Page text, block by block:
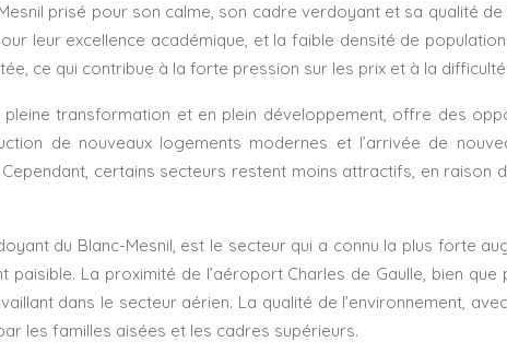
prisé pour son calme, son cadre verdoyant et sa qualité
leur excellence académique, et la faible densité de
ce qui contribue à la forte pression sur les prix et à la
pleine transformation et en plein développement, offre des
de nouveaux logements modernes et l’arrivée de
certains secteurs restent moins attractifs, en
du Blanc-Mesnil, est le secteur qui a connu la plus forte
paisible. La proximité de l’aéroport Charles de Gaulle, bien
dans le secteur aérien. La qualité de l’environnement,
les familles aisées et les cadres supérieurs.